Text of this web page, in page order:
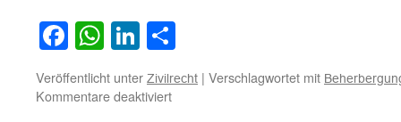
Facebook
WhatsApp
LinkedIn
Veröffentlicht unter Zivilrecht | Verschlagwortet mit
Kommentare deaktiviertfür